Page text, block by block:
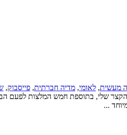
מעשית, לאומי, מדיה חברתית, פייסבוק,
הקצר שלי, בתוספת חמש המלצות
...